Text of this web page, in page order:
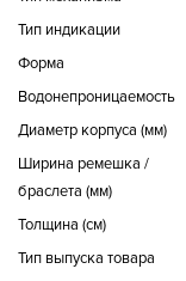
Тип индикации
Форма
Водонепроницаемость
Диаметр корпуса (мм)
Ширина ремешка /
браслета (мм)
Толщина (см)
Тип выпуска товара